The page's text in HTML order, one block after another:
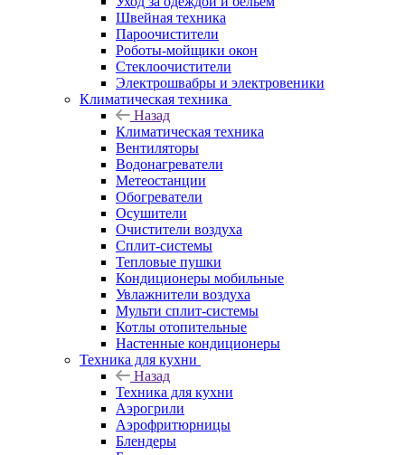
Швейная техника
Пароочистители
Роботы-мойщики окон
Стеклоочистители
Электрошвабры и электровеники
Климатическая техника
Назад
Климатическая техника
Вентиляторы
Водонагреватели
Метеостанции
Обогреватели
Осушители
Очистители воздуха
Сплит-системы
Тепловые пушки
Кондиционеры мобильные
Увлажнители воздуха
Мульти сплит-системы
Котлы отопительные
Настенные кондиционеры
Техника для кухни
Назад
Техника для кухни
Аэрогрили
Аэрофритюрницы
Блендеры